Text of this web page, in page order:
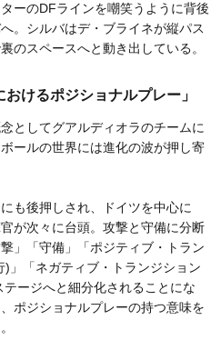
ーのDFラインを嘲笑うように背後
。シルバはデ・ブライネが縦パス
のスペースへと動き出している。
おけるポジショナルプレー」
としてグアルディオラのチームに
ールの世界には進化の波が押し寄
も後押しされ、ドイツを中心に
が次々に台頭。攻撃と守備に分断
」「守備」「ポジティブ・トラン
」「ネガティブ・トランジション
ージへと細分化されることにな
ポジショナルプレーの持つ意味を